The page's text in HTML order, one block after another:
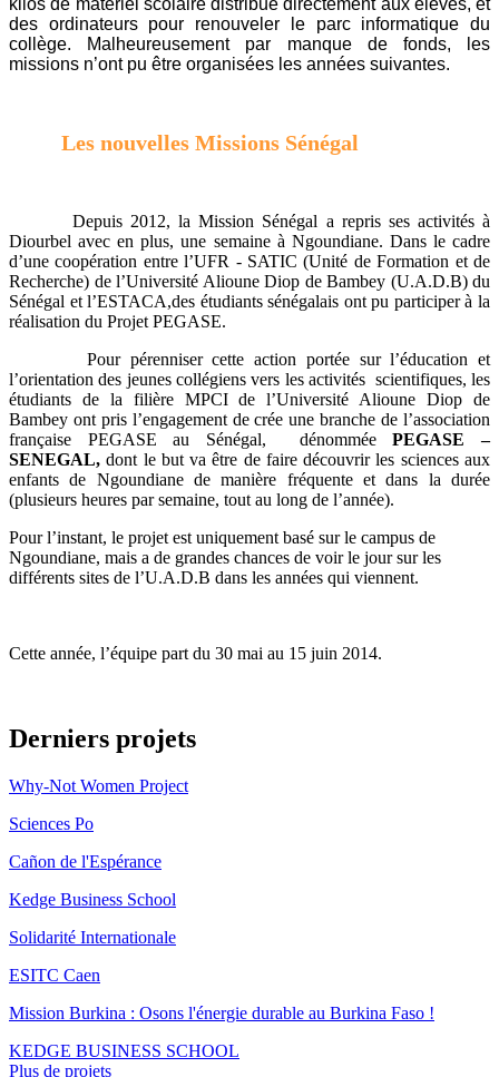
kilos de matériel scolaire distribué directement aux élèves, et
des ordinateurs pour renouveler le parc informatique du
collège. Malheureusement par manque de fonds, les
missions n’ont pu être organisées les années suivantes.
Les nouvelles Missions Sénégal
Depuis 2012, la Mission Sénégal a repris ses activités à
Diourbel avec en plus, une semaine à Ngoundiane. Dans le cadre
d’une coopération entre l’UFR - SATIC (Unité de Formation et de
Recherche) de l’Université Alioune Diop de Bambey (U.A.D.B) du
Sénégal et l’ESTACA,des étudiants sénégalais ont pu participer à la
réalisation du Projet PEGASE.
Pour pérenniser cette action portée sur l’éducation et
l’orientation des jeunes collégiens vers les activités scientifiques, les
étudiants de la filière MPCI de l’Université Alioune Diop de
Bambey ont pris l’engagement de crée une branche de l’association
française PEGASE au Sénégal, dénomméePEGASE –
SENEGAL, dont le but va être de faire découvrir les sciences aux
enfants de Ngoundiane de manière fréquente et dans la durée
(plusieurs heures par semaine, tout au long de l’année).
Pour l’instant, le projet est uniquement basé sur le campus de
Ngoundiane, mais a de grandes chances de voir le jour sur les
différents sites de l’U.A.D.B dans les années qui viennent.
Cette année, l’équipe part du 30 mai au 15 juin 2014.
Derniers projets
Why-Not Women Project
Sciences Po
Cañon de l'Espérance
Kedge Business School
Solidarité Internationale
ESITC Caen
Mission Burkina : Osons l'énergie durable au Burkina Faso !
KEDGE BUSINESS SCHOOL
Plus de projets